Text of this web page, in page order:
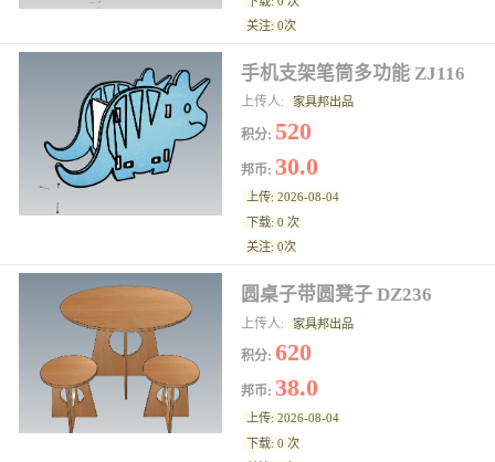
关注: 0次
手机支架笔筒多功能 ZJ116
上传人: 家具邦出品
积分: 520
邦币: 30.0
上传: 2026-08-04
下载: 0 次
关注: 0次
圆桌子带圆凳子 DZ236
上传人: 家具邦出品
积分:620
邦币: 38.0
上传: 2026-08-04
下载: 0 次